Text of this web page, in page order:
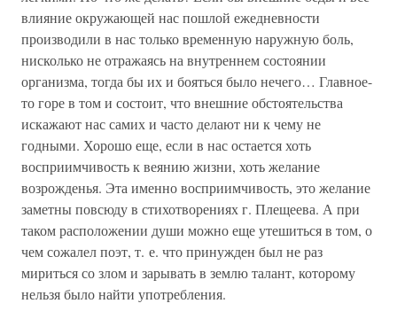
влияние окружающей нас пошлой ежедневности
производили в нас только временную наружную боль,
нисколько не отражаясь на внутреннем состоянии
организма, тогда бы их и бояться было нечего… Главное-
то горе в том и состоит, что внешние обстоятельства
искажают нас самих и часто делают ни к чему не
годными. Хорошо еще, если в нас остается хоть
восприимчивость к веянию жизни, хоть желание
возрожденья. Эта именно восприимчивость, это желание
заметны повсюду в стихотворениях г. Плещеева. А при
таком расположении души можно еще утешиться в том, о
чем сожалел поэт, т. е. что принужден был не раз
мириться со злом и зарывать в землю талант, которому
нельзя было найти употребления.